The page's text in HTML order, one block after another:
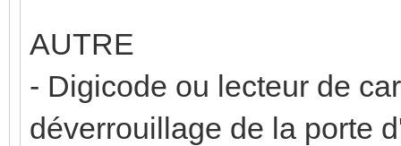
AUTRE
- Digicode ou lecteur de
déverrouillage de la porte